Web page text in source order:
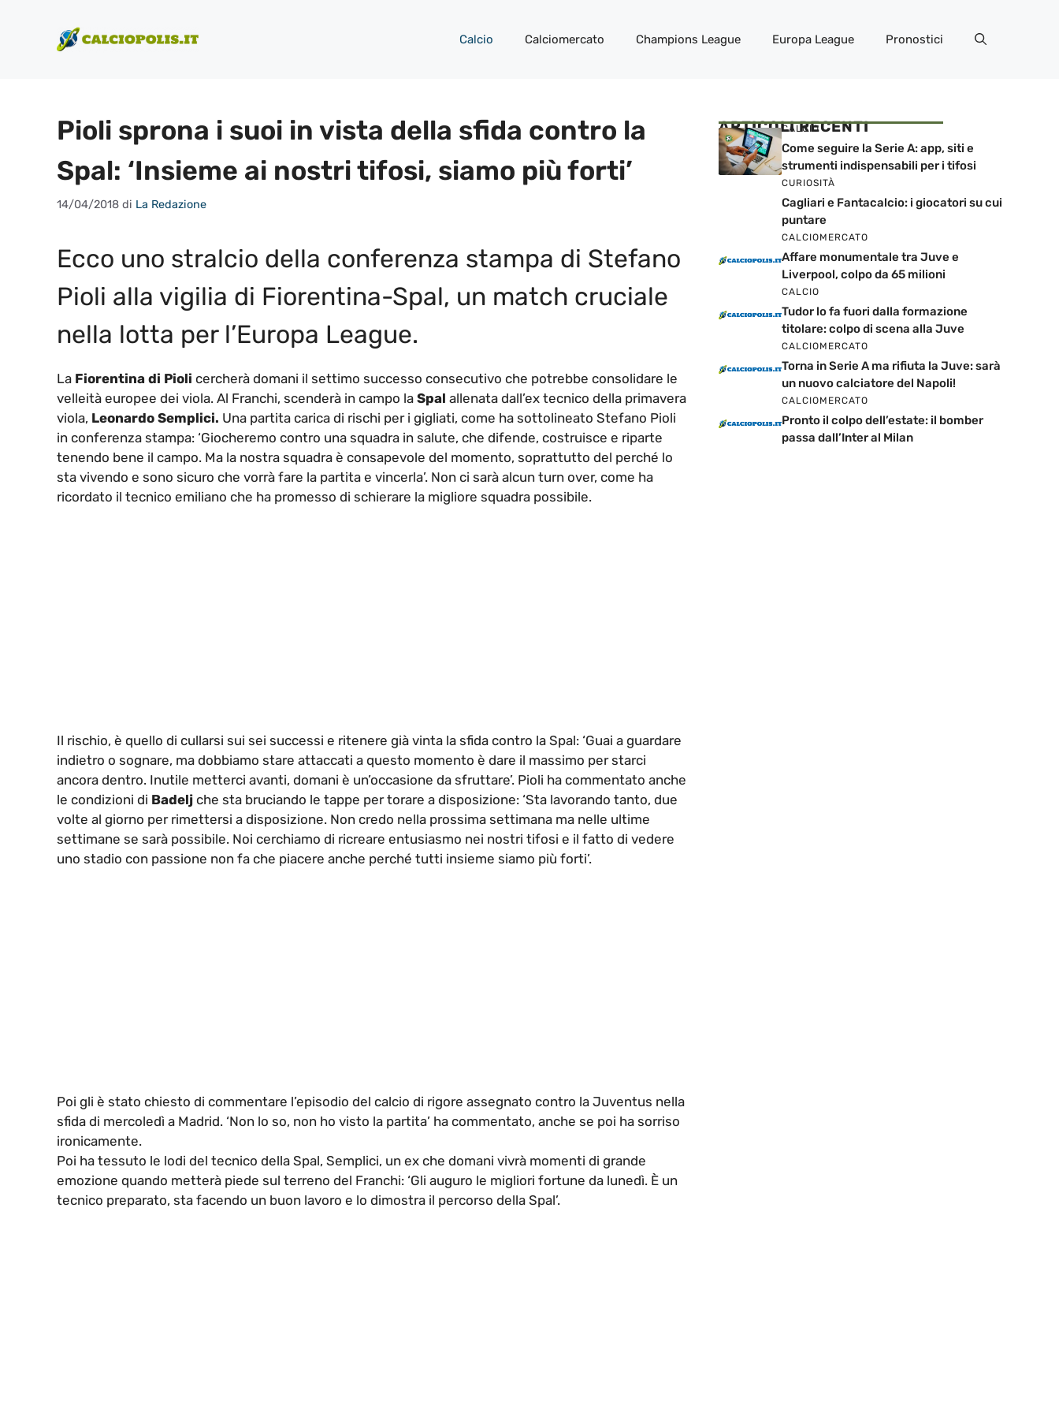
contenuto
Calcio Calciomercato Champions League Europa League Pronostici
Pioli sprona i suoi in vista della sfida contro la
Spal: ‘Insieme ai nostri tifosi, siamo più forti’
14/04/2018 di La Redazione
Ecco uno stralcio della conferenza stampa di Stefano
Pioli alla vigilia di Fiorentina-Spal, un match cruciale
nella lotta per l’Europa League.
La Fiorentina di Pioli cercherà domani il settimo successo consecutivo che potrebbe consolidare le
velleità europee dei viola. Al Franchi, scenderà in campo la Spal allenata dall’ex tecnico della primavera
viola, Leonardo Semplici. Una partita carica di rischi per i gigliati, come ha sottolineato Stefano Pioli
in conferenza stampa: ‘Giocheremo contro una squadra in salute, che difende, costruisce e riparte
tenendo bene il campo. Ma la nostra squadra è consapevole del momento, soprattutto del perché lo
sta vivendo e sono sicuro che vorrà fare la partita e vincerla’. Non ci sarà alcun turn over, come ha
ricordato il tecnico emiliano che ha promesso di schierare la migliore squadra possibile.
Il rischio, è quello di cullarsi sui sei successi e ritenere già vinta la sfida contro la Spal: ‘Guai a guardare
indietro o sognare, ma dobbiamo stare attaccati a questo momento è dare il massimo per starci
ancora dentro. Inutile metterci avanti, domani è un’occasione da sfruttare’. Pioli ha commentato anche
le condizioni di Badelj che sta bruciando le tappe per torare a disposizione: ‘Sta lavorando tanto, due
volte al giorno per rimettersi a disposizione. Non credo nella prossima settimana ma nelle ultime
settimane se sarà possibile. Noi cerchiamo di ricreare entusiasmo nei nostri tifosi e il fatto di vedere
uno stadio con passione non fa che piacere anche perché tutti insieme siamo più forti’.
Poi gli è stato chiesto di commentare l’episodio del calcio di rigore assegnato contro la Juventus nella
sfida di mercoledì a Madrid. ‘Non lo so, non ho visto la partita’ ha commentato, anche se poi ha sorriso
ironicamente.
Poi ha tessuto le lodi del tecnico della Spal, Semplici, un ex che domani vivrà momenti di grande
emozione quando metterà piede sul terreno del Franchi: ‘Gli auguro le migliori fortune da lunedì. È un
tecnico preparato, sta facendo un buon lavoro e lo dimostra il percorso della Spal’.
ARTICOLI RECENTI
CALCIO
Come seguire la Serie A: app, siti e
strumenti indispensabili per i tifosi
CURIOSITÀ
Cagliari e Fantacalcio: i giocatori su cui
puntare
CALCIOMERCATO
Affare monumentale tra Juve e
Liverpool, colpo da 65 milioni
CALCIO
Tudor lo fa fuori dalla formazione
titolare: colpo di scena alla Juve
CALCIOMERCATO
Torna in Serie A ma rifiuta la Juve: sarà
un nuovo calciatore del Napoli!
CALCIOMERCATO
Pronto il colpo dell’estate: il bomber
passa dall’Inter al Milan